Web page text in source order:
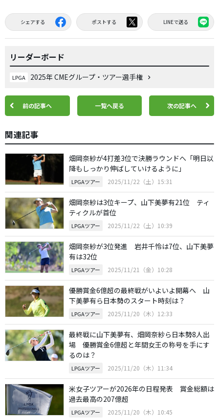
シェアする ポストする LINEで送る
リーダーボード
LPGA 2025年 CMEグループ・ツアー選手権
前の記事へ 一覧へ戻る 次の記事へ
関連記事
畑岡奈紗が4打差3位で決勝ラウンドへ「明日以
降もしっかり伸ばしていけるように」
LPGAツアー 2025/11/22（土）15:31
畑岡奈紗は3位キープ、山下美夢有21位 ティ
ティクルが首位
LPGAツアー 2025/11/22（土）10:39
畑岡奈紗が3位発進 岩井千怜は7位、山下美夢
有は32位
LPGAツアー 2025/11/21（金）10:28
優勝賞金6億超の最終戦がいよいよ開幕へ 山
下美夢有ら日本勢のスタート時刻は？
LPGAツアー 2025/11/20（木）12:33
最終戦に山下美夢有、畑岡奈紗ら日本勢8人出
場 優勝賞金6億超と年間女王の称号を手にす
るのは？
LPGAツアー 2025/11/20（木）11:34
米女子ツアーが2026年の日程発表 賞金総額は
過去最高の207億超
LPGAツアー 2025/11/20（木）10:45